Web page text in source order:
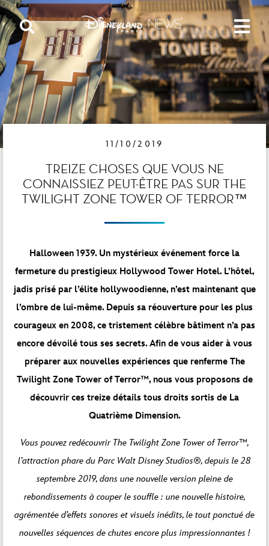
11/10/2019
TREIZE CHOSES QUE VOUS NE
CONNAISSIEZ PEUT-ÊTRE PAS SUR THE
TWILIGHT ZONE TOWER OF TERROR™
Halloween 1939. Un mystérieux événement force la
fermeture du prestigieux Hollywood Tower Hotel. L’hôtel,
jadis prisé par l’élite hollywoodienne, n’est maintenant que
l’ombre de lui-même. Depuis sa réouverture pour les plus
courageux en 2008, ce tristement célèbre bâtiment n’a pas
encore dévoilé tous ses secrets. Afin de vous aider à vous
préparer aux nouvelles expériences que renferme The
Twilight Zone Tower of Terror™, nous vous proposons de
découvrir ces treize détails tous droits sortis de La
Quatrième Dimension.
Vous pouvez redécouvrir The Twilight Zone Tower of Terror™,
l’attraction phare du Parc Walt Disney Studios®, depuis le 28
septembre 2019, dans une nouvelle version pleine de
rebondissements à couper le souffle : une nouvelle histoire,
agrémentée d’effets sonores et visuels inédits, le tout ponctué de
nouvelles séquences de chutes encore plus impressionnantes !